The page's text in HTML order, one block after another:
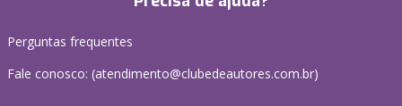
Perguntas frequentes
Fale conosco: (atendimento@clubedeautores.com.br)